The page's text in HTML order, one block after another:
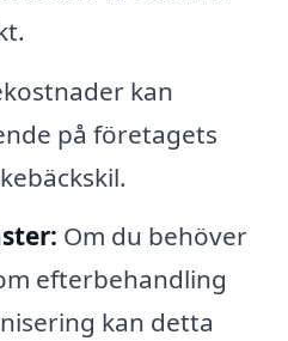
kan
på företagets
Om du behöver
efterbehandling
kan detta